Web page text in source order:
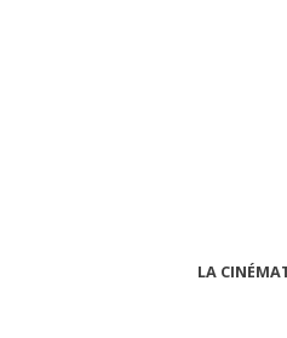
LA